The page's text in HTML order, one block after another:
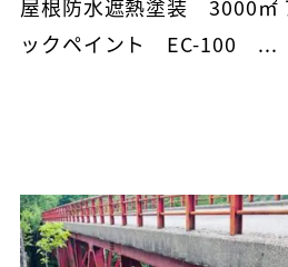
屋根防水遮熱塗装 3000㎡
ックペイント EC-100 ...